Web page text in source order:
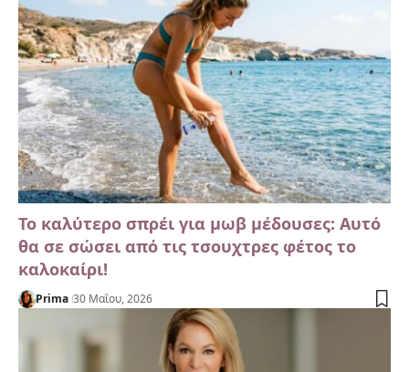
Το καλύτερο σπρέι για μωβ μέδουσες: Αυτό
θα σε σώσει από τις τσουχτρες φέτος το
καλοκαίρι!
Prima 30 Μαΐου, 2026